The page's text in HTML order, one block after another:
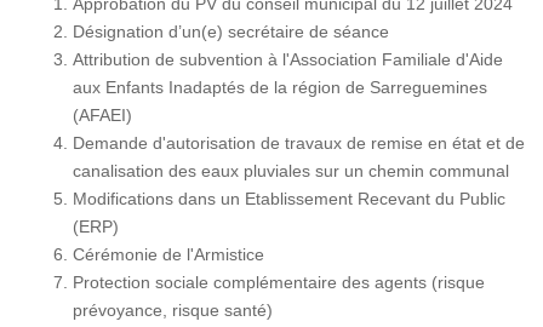
Approbation du PV du conseil municipal du 12 juillet 2024
Désignation d’un(e) secrétaire de séance
Attribution de subvention à l'Association Familiale d'Aide
aux Enfants Inadaptés de la région de Sarreguemines
(AFAEI)
Demande d'autorisation de travaux de remise en état et de
canalisation des eaux pluviales sur un chemin communal
Modifications dans un Etablissement Recevant du Public
(ERP)
Cérémonie de l'Armistice
Protection sociale complémentaire des agents (risque
prévoyance, risque santé)